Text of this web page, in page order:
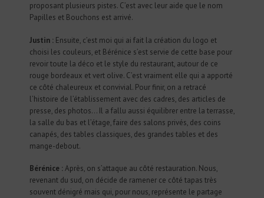
proposant plusieurs pistes. C’est avec leur aide que le nom
Papilles et Bouchons est arrivé.
Justin : Ensuite, c’est moi qui ai fait la création du logo et
choisi les couleurs, et Bérénice s’est servie de cette base pour
revoir toute la déco et le style du restaurant, autour de ce
rouge bordeaux et vert olive. C’est vraiment elle qui a apporté
ce côté chaleureux et convivial. Pour finir, on a retracé
l’histoire de l’établissement avec des cadres, des articles de
presse, des photos… Il a fallu aussi équilibrer entre la terrasse,
la salle du bas et l’étage, faire des salons privés, des coins
canapés, des tables classiques, des grandes tables et des
mange-debout.
Bérénice :Après, on s’attaque au côté restauration. Nous,
revenant du sud, on décide de ramener ce côté tapas très
souvent dénigré mais qui, pour nous, représente le partage